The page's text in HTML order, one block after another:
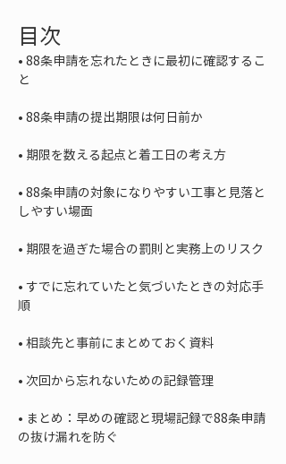
目次
• 88条申請を忘れたときに最初に確認するこ
•
•
• 88条申請の対象になりやすい工事と見落と
•
• すでに忘れていたと気づいたときの対応手
•
•
• まとめ：早めの確認と現場記録で88条申請
の抜け漏れを防ぐ